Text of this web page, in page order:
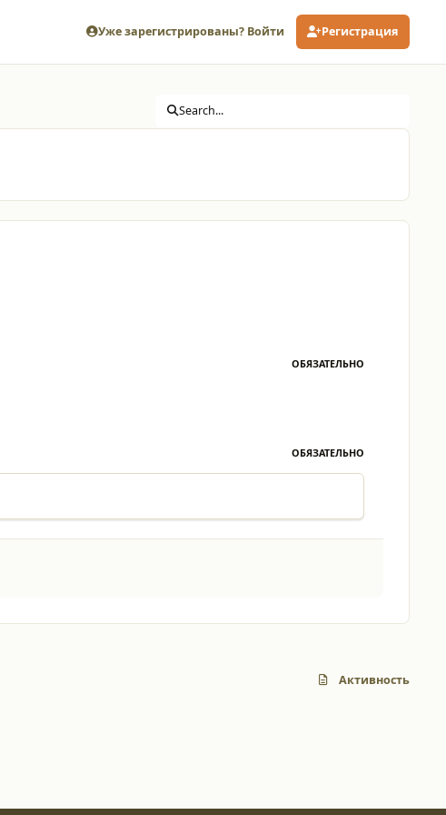
Уже зарегистрированы? Войти Регистрация
Search...
ОБЯЗАТЕЛЬНО
ОБЯЗАТЕЛЬНО
Активность